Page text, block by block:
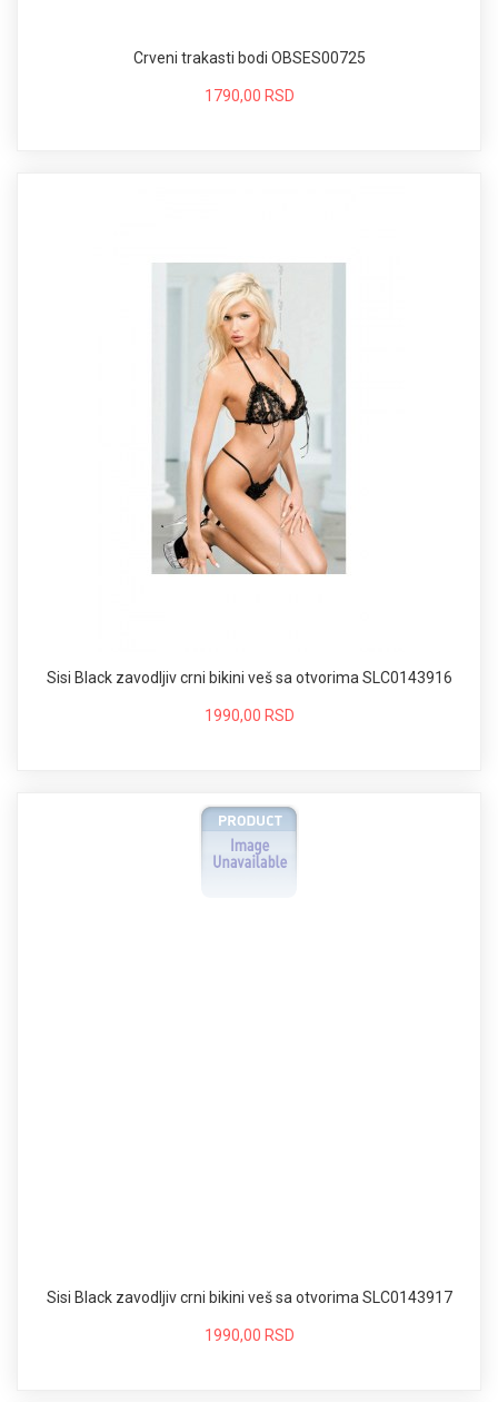
Crveni trakasti bodi OBSES00725
1790,00 RSD
Sisi Black zavodljiv crni bikini veš sa otvorima SLC0143916
1990,00 RSD
Sisi Black zavodljiv crni bikini veš sa otvorima SLC0143917
1990,00 RSD